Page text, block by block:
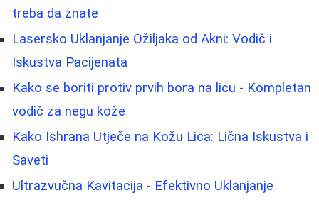
treba da znate
Lasersko Uklanjanje Ožiljaka od Akni: Vodič i
Iskustva Pacijenata
Kako se boriti protiv prvih bora na licu - Kompletan
vodič za negu kože
Kako Ishrana Utječe na Kožu Lica: Lična Iskustva i
Saveti
Ultrazvučna Kavitacija - Efektivno Uklanjanje